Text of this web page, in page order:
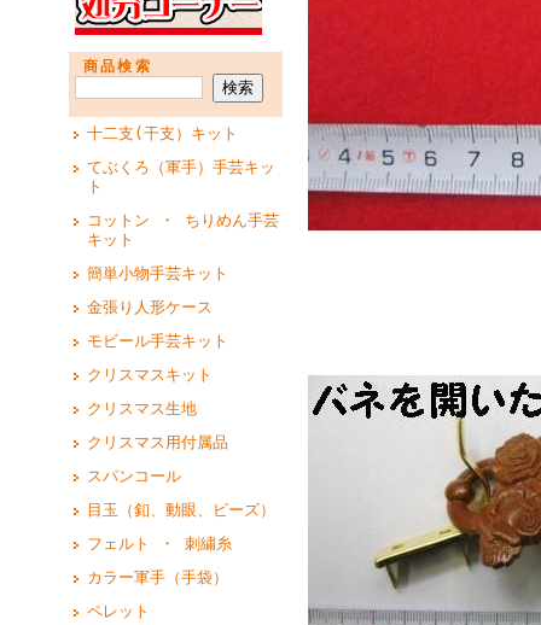
商品検索
十二支(干支）キット
てぶくろ（軍手）手芸キッ
ト
コットン ・ ちりめん手芸
キット
簡単小物手芸キット
金張り人形ケース
モビール手芸キット
クリスマスキット
クリスマス生地
クリスマス用付属品
スパンコール
目玉（釦、動眼、ビーズ）
フェルト ・ 刺繍糸
カラー軍手（手袋）
ペレット